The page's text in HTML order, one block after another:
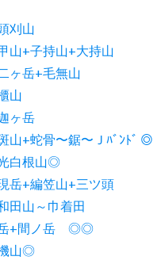
刈山
山+子持山+大持山
ヶ岳+毛無山
山
ヶ岳
山+蛇骨〜鋸〜Ｊﾊﾞﾝﾄﾞ ◎
白根山◎
岳+編笠山+三ツ頭
田山～巾着田
+間ノ岳 ◎◎
山◎